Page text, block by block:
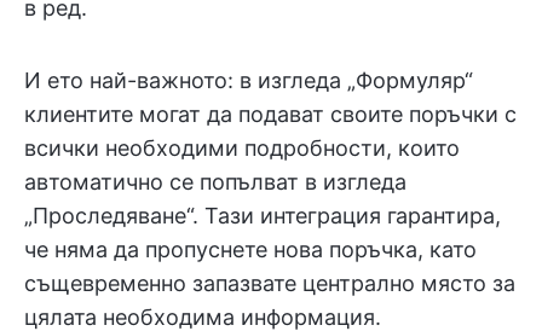
в ред.
И ето най-важното: в изгледа „Формуляр“
клиентите могат да подават своите поръчки с
всички необходими подробности, които
автоматично се попълват в изгледа
„Проследяване“. Тази интеграция гарантира,
че няма да пропуснете нова поръчка, като
същевременно запазвате централно място за
цялата необходима информация.